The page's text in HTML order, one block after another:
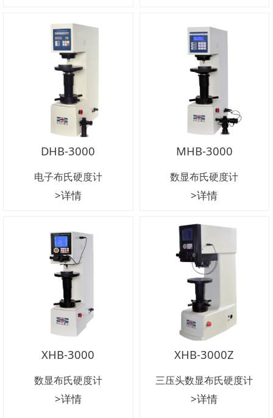
DHB-3000
电子布氏硬度计
>详情
MHB-3000
数显布氏硬度计
>详情
XHB-3000
数显布氏硬度计
>详情
XHB-3000Z
三压头数显布氏硬度计
>详情